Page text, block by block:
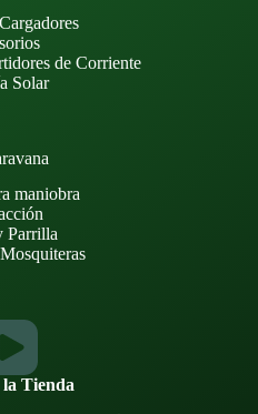
de Corriente
Solar
maniobra
Parrilla
Tienda